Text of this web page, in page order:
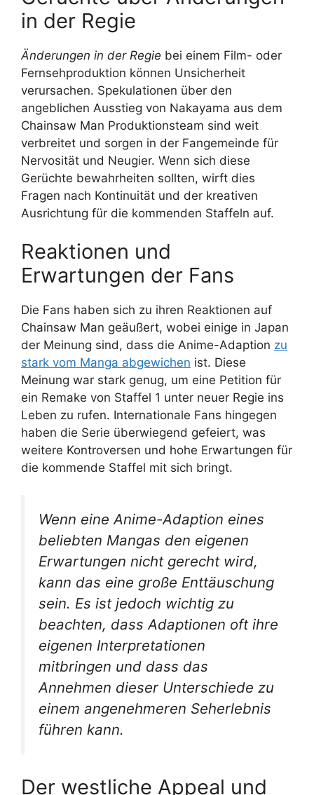
in der Regie
Änderungen in der Regie bei einem Film- oder
Fernsehproduktion können Unsicherheit
verursachen. Spekulationen über den
angeblichen Ausstieg von Nakayama aus dem
Chainsaw Man Produktionsteam sind weit
verbreitet und sorgen in der Fangemeinde für
Nervosität und Neugier. Wenn sich diese
Gerüchte bewahrheiten sollten, wirft dies
Fragen nach Kontinuität und der kreativen
Ausrichtung für die kommenden Staffeln auf.
Reaktionen und
Erwartungen der Fans
Die Fans haben sich zu ihren Reaktionen auf
Chainsaw Man geäußert, wobei einige in Japan
der Meinung sind, dass die Anime-Adaption zu
stark vom Manga abgewichen ist. Diese
Meinung war stark genug, um eine Petition für
ein Remake von Staffel 1 unter neuer Regie ins
Leben zu rufen. Internationale Fans hingegen
haben die Serie überwiegend gefeiert, was
weitere Kontroversen und hohe Erwartungen für
die kommende Staffel mit sich bringt.
Wenn eine Anime-Adaption eines
beliebten Mangas den eigenen
Erwartungen nicht gerecht wird,
kann das eine große Enttäuschung
sein. Es ist jedoch wichtig zu
beachten, dass Adaptionen oft ihre
eigenen Interpretationen
mitbringen und dass das
Annehmen dieser Unterschiede zu
einem angenehmeren Seherlebnis
führen kann.
Der westliche Appeal und